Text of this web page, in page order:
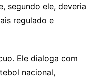
segundo ele, deveria
regulado e
Ele dialoga com
nacional,